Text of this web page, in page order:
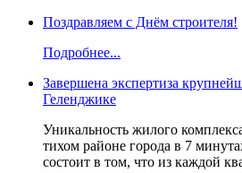
Поздравляем с Днём строителя!
Подробнее...
Завершена экспертиза
Геленджике
Уникальность жилого
тихом районе города в 7
состоит в том, что из каждой